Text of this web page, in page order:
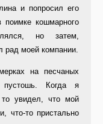
и попросил его
поимке кошмарного
но затем,
рад моей компании.
на песчаных
пустошь. Когда я
то увидел, что мой
что-то пристально